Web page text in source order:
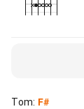
Tom: F#